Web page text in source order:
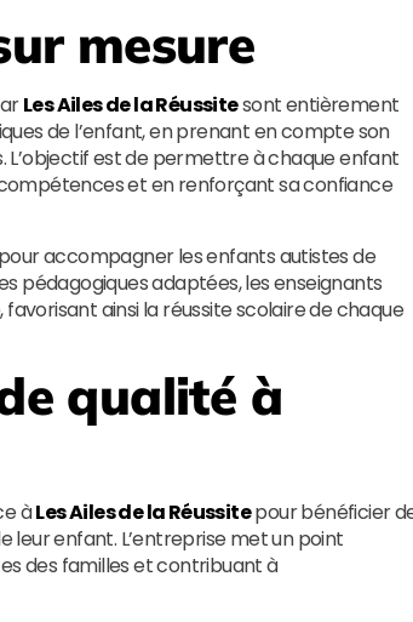
mesure
Les Ailes de la Réussitesont entièrement
de l’enfant, en prenant en compte son
L’objectif est de permettre à chaque enfant
et en renforçant sa confiance
accompagner les enfants autistes de
pédagogiques adaptées, les enseignants
ainsi la réussite scolaire de chaque
qualité à
àLes Ailes de la Réussitepour bénéficier
leur enfant. L’entreprise met un point
des familles et contribuant à